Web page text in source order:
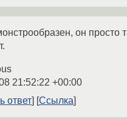
он просто
21:52:22 +00:00
ответ
Ссылка